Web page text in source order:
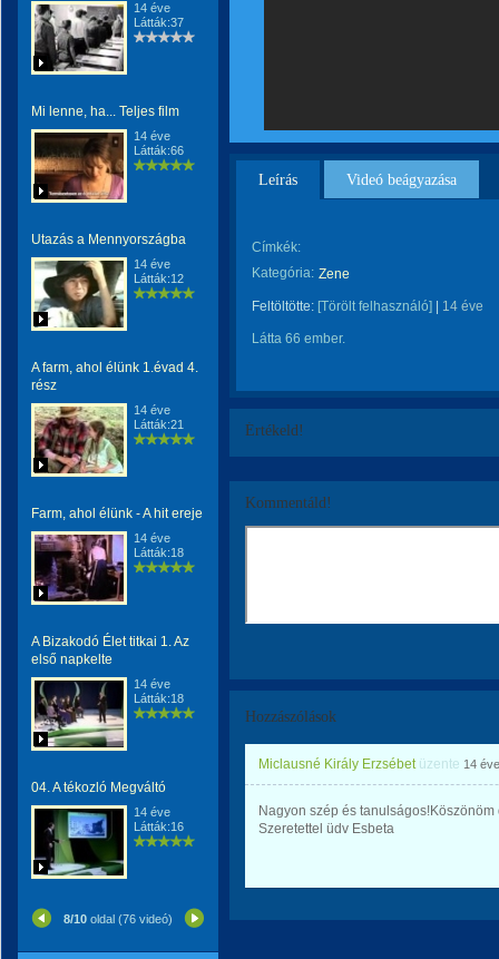
14 éve
Látták:37
Mi lenne, ha... Teljes film
14 éve
Látták:66
Utazás a Mennyországba
14 éve
Látták:12
A farm, ahol élünk 1.évad 4.
rész
14 éve
Látták:21
Farm, ahol élünk - A hit ereje
14 éve
Látták:18
A Bizakodó Élet titkai 1. Az
első napkelte
14 éve
Látták:18
04. A tékozló Megváltó
14 éve
Látták:16
8/10 oldal (76 videó)
Leírás Videó beágyazása
Címkék:
Kategória: Zene
Feltöltötte: [Törölt felhasználó] 14 éve
Látta 66 ember.
Értékeld!
Kommentáld!
Hozzászólások
Miclausné Király Erzsébetüzente 14 éve
Nagyon szép és
Szeretettel üdv Esbeta